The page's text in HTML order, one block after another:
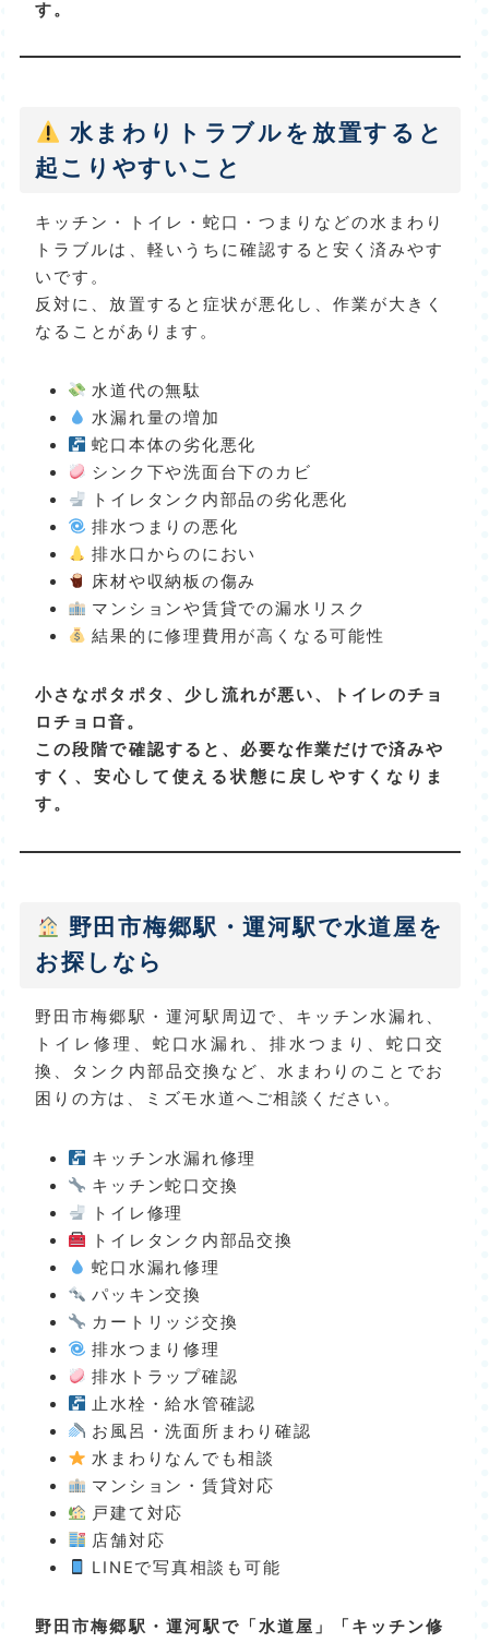
す。
水まわりトラブルを放置すると
起こりやすいこと
キッチン・トイレ・蛇口・つまりなどの水まわり
トラブルは、軽いうちに確認すると安く済みやす
いです。
反対に、放置すると症状が悪化し、作業が大きく
なることがあります。
水道代の無駄
水漏れ量の増加
蛇口本体の劣化悪化
シンク下や洗面台下のカビ
トイレタンク内部品の劣化悪化
排水つまりの悪化
排水口からのにおい
床材や収納板の傷み
マンションや賃貸での漏水リスク
結果的に修理費用が高くなる可能性
小さなポタポタ、少し流れが悪い、トイレのチョ
ロチョロ音。
この段階で確認すると、必要な作業だけで済みや
すく、安心して使える状態に戻しやすくなりま
す。
野田市梅郷駅・運河駅で水道屋を
お探しなら
野田市梅郷駅・運河駅周辺で、キッチン水漏れ、
トイレ修理、蛇口水漏れ、排水つまり、蛇口交
換、タンク内部品交換など、水まわりのことでお
困りの方は、ミズモ水道へご相談ください。
キッチン水漏れ修理
キッチン蛇口交換
トイレ修理
トイレタンク内部品交換
蛇口水漏れ修理
パッキン交換
カートリッジ交換
排水つまり修理
排水トラップ確認
止水栓・給水管確認
お風呂・洗面所まわり確認
水まわりなんでも相談
マンション・賃貸対応
戸建て対応
店舗対応
LINEで写真相談も可能
野田市梅郷駅・運河駅で「水道屋」「キッチン修